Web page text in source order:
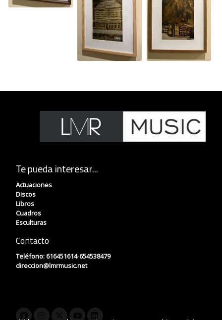
Te pueda interesar...
Actuaciones
Discos
Libros
Cuadros
Esculturas
Contacto
Teléfono:616451614-654538479
direccion@lmrmusic.net